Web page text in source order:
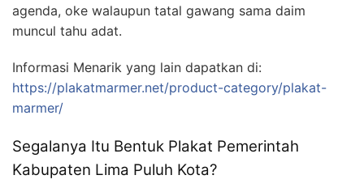
agenda, oke walaupun tatal gawang sama daim
muncul tahu adat.
Informasi Menarik yang lain dapatkan di:
https://plakatmarmer.net/product-category/plakat-
marmer/
Segalanya Itu Bentuk Plakat Pemerintah
Kabupaten Lima Puluh Kota?